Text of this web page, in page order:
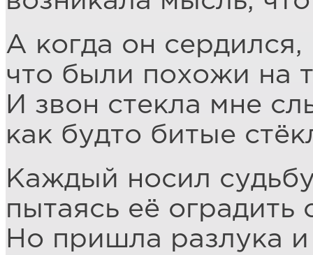
А когда он сердился,
что были похожи на
И звон стекла мне
как будто битые
Каждый носил
пытаясь её оградить
Но пришла разлука